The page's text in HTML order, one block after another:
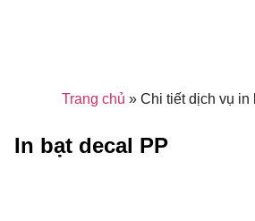
Trang chủ » Chi tiết dịch vụ in
In bạt decal PP